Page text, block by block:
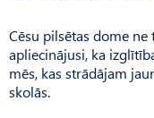
Cēsu pilsētas dome
apliecinājusi, ka
mēs, kas strādājam
skolās.